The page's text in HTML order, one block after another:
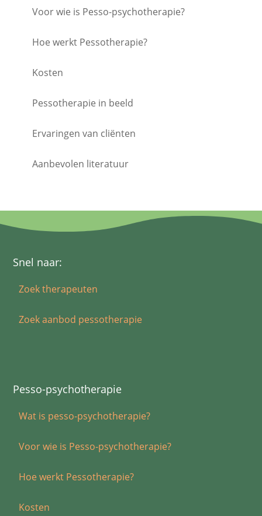
Voor wie is Pesso-psychotherapie?
Hoe werkt Pessotherapie?
Kosten
Pessotherapie in beeld
Ervaringen van cliënten
Aanbevolen literatuur
Snel naar:
Zoek therapeuten
Zoek aanbod pessotherapie
Pesso-psychotherapie
Wat is pesso-psychotherapie?
Voor wie is Pesso-psychotherapie?
Hoe werkt Pessotherapie?
Kosten